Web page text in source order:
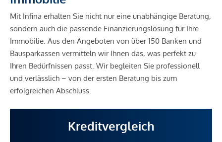
Mit Infina erhalten Sie nicht nur eine unabhängige Beratung,
sondern auch die passende Finanzierungslösung für Ihre
Immobilie. Aus den Angeboten von über 150 Banken und
Bausparkassen vermitteln wir Ihnen das, was perfekt zu
Ihren Bedürfnissen passt. Wir begleiten Sie professionell
und verlässlich – von der ersten Beratung bis zum
erfolgreichen Abschluss.
Kreditvergleich